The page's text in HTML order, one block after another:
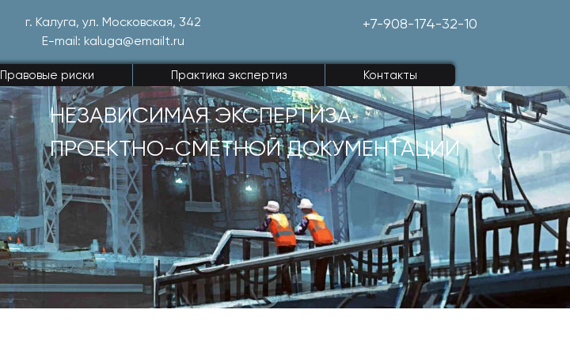
г. Калуга, ул. Московская, 342
E-mail: kaluga@emailt.ru
+7-908-174-32-10
Правовые риски Практика экспертиз Контакты
НЕЗАВИСИМАЯ ЭКСПЕРТИЗА
ПРОЕКТНО-СМЕТНОЙ ДОКУМЕНТАЦИИ